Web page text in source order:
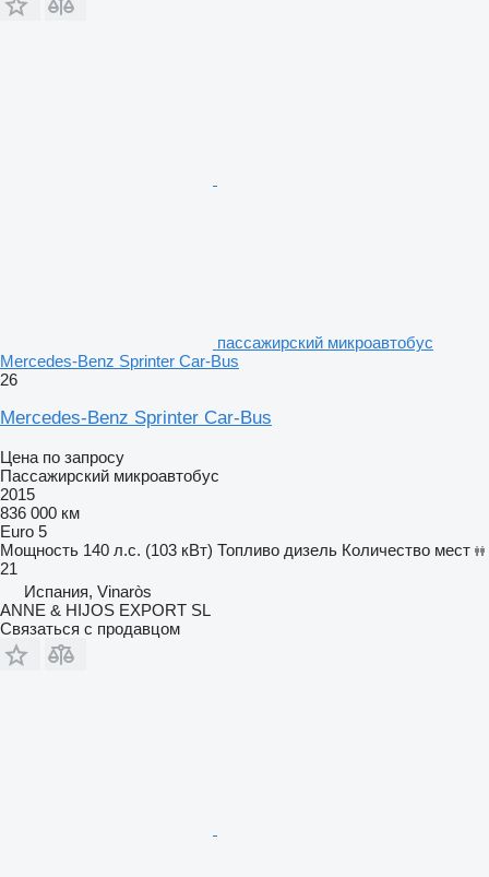
пассажирский микроавтобус
Mercedes-Benz Sprinter Car-Bus
26
Mercedes-Benz Sprinter Car-Bus
Цена по запросу
Пассажирский микроавтобус
2015
836 000 км
Euro 5
Мощность 140 л.с. (103 кВт) Топливо дизель Количество мест
21
Испания, Vinaròs
ANNE & HIJOS EXPORT SL
Связаться с продавцом